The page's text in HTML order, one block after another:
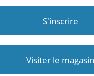
S'inscrire
Visiter le magasin